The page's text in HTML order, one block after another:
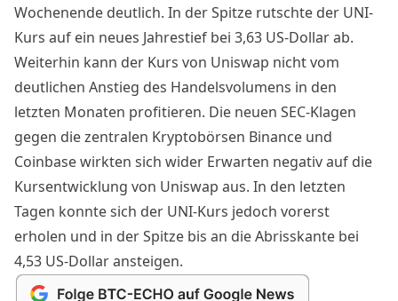
Wochenende deutlich. In der Spitze rutschte der UNI-
Kurs auf ein neues Jahrestief bei 3,63 US-Dollar ab.
Weiterhin kann der Kurs von Uniswap nicht vom
deutlichen Anstieg des Handelsvolumens in den
letzten Monaten profitieren. Die neuen SEC-Klagen
gegen die zentralen Kryptobörsen Binance und
Coinbase wirkten sich wider Erwarten negativ auf die
Kursentwicklung von Uniswap aus. In den letzten
Tagen konnte sich der UNI-Kurs jedoch vorerst
erholen und in der Spitze bis an die Abrisskante bei
4,53 US-Dollar ansteigen.